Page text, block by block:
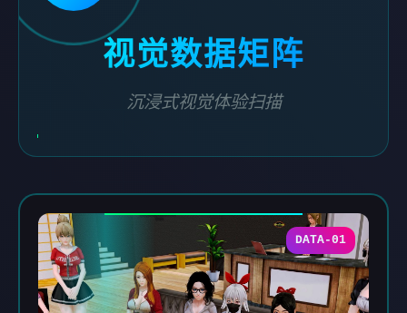
视觉数据矩阵
沉浸式视觉体验扫描
DATA-01